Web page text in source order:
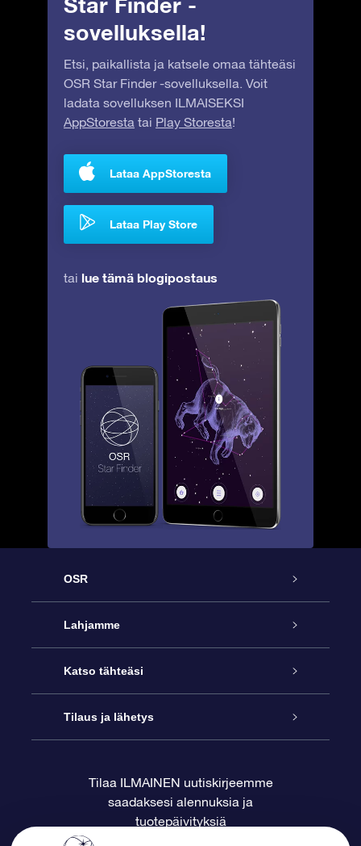
sovelluksella!
Etsi, paikallista ja katsele omaa tähteäsi
OSR Star Finder -sovelluksella. Voit
ladata sovelluksen ILMAISEKSI
AppStoresta tai Play Storesta!
Lataa AppStoresta
Lataa Play Store
tai lue tämä blogipostaus
OSR
Palvelu
Ota meihin yhteyttä
Blogi
Arvostelut
Lahjamme
Online Star -lahja
OSR-lahjapakkaus
OSR-lahjakortti
Katso tähteäsi
Star Register
Henkilökohtainen Tähtisivu
Tilaus ja lähetys
Maksutiedot
Tilaa ILMAINEN uutiskirjeemme
saadaksesi alennuksia ja
tuotepäivityksiä